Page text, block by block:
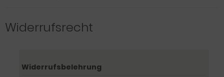
Widerrufsrecht
Widerrufsbelehrung